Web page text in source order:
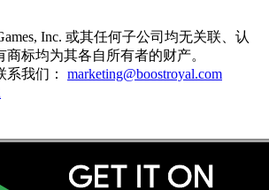
Inc. 或其任何子公司均无关联、认
标均为其各自所有者的财产。
系我们： marketing@boostroyal.com